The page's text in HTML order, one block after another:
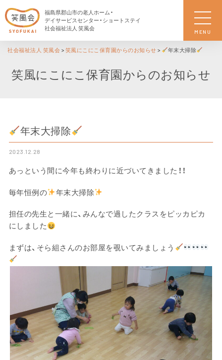
福島県郡山市の老人ホーム・
デイサービスセンター・ショートステイ
社会福祉法人 笑風会
MENU
社会福祉法人 笑風会 > 笑風にこにこ保育園からのお知らせ > 年末大掃除
笑風にこにこ保育園からのお知らせ
年末大掃除
2023.12.28
あっという間に今年も終わりに近づいてきました！！
毎年恒例の 年末大掃除
担任の先生と一緒に、みんなで過したクラスをピッカピカ
にしました
まずは、そら組さんのお部屋を覗いてみましょう